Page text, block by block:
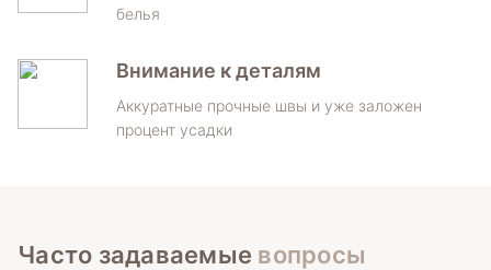
белья
Внимание к деталям
Аккуратные прочные швы и уже заложен
процент усадки
Часто задаваемые вопросы